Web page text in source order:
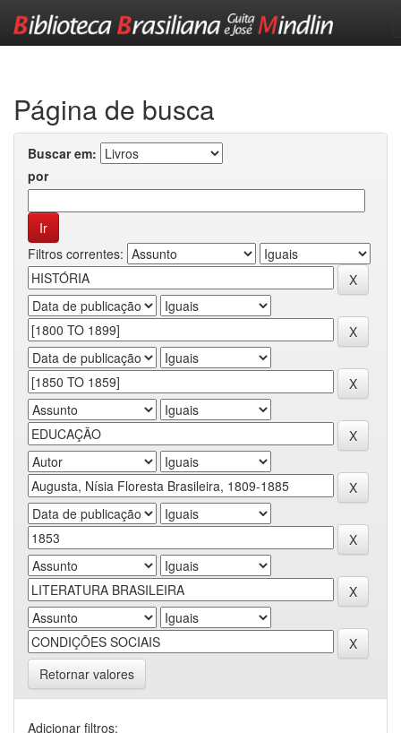
Página de busca
Buscar em:
por
Filtros correntes:
Retornar valores
Adicionar filtros: